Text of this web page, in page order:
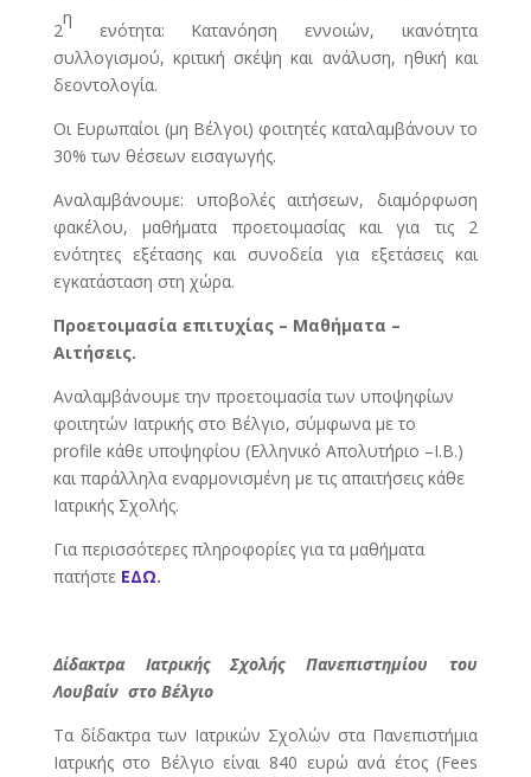
2
η
ενότητα: Κατανόηση εννοιών, ικανότητα
συλλογισμού, κριτική σκέψη και ανάλυση, ηθική και
δεοντολογία.
Οι Ευρωπαίοι (μη Βέλγοι) φοιτητές καταλαμβάνουν το
30% των θέσεων εισαγωγής.
Αναλαμβάνουμε: υποβολές αιτήσεων, διαμόρφωση
φακέλου, μαθήματα προετοιμασίας και για τις 2
ενότητες εξέτασης και συνοδεία για εξετάσεις και
εγκατάσταση στη χώρα.
Προετοιμασία επιτυχίας – Μαθήματα –
Αιτήσεις.
Αναλαμβάνουμε την προετοιμασία των υποψηφίων
φοιτητών Ιατρικής στο Βέλγιο, σύμφωνα με το
profile κάθε υποψηφίου (Ελληνικό Απολυτήριο –Ι.Β.)
και παράλληλα εναρμονισμένη με τις απαιτήσεις κάθε
Ιατρικής Σχολής.
Για περισσότερες πληροφορίες για τα μαθήματα
πατήστε ΕΔΩ.
Δίδακτρα Ιατρικής Σχολής Πανεπιστημίου του
Λουβαίν στο Βέλγιο
Τα δίδακτρα των Ιατρικών Σχολών στα Πανεπιστήμια
Ιατρικής στο Βέλγιο είναι 840 ευρώ ανά έτος (Fees